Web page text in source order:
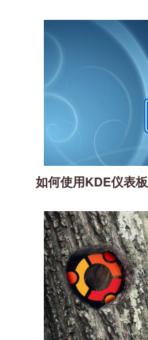
如何使用KDE仪表